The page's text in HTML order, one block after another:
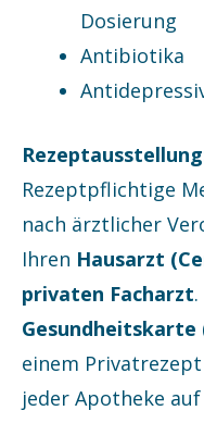
Dosierung
Antibiotika
Rezeptpflichtige
nach ärztlicher
Ihren Hausarzt
privaten Facharzt
einem
jeder Apotheke